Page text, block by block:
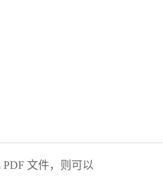
文件，则可以